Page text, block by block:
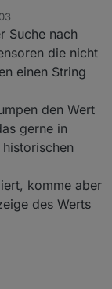
Suche nach
die nicht
einen String
den Wert
gerne in
komme aber
des Werts